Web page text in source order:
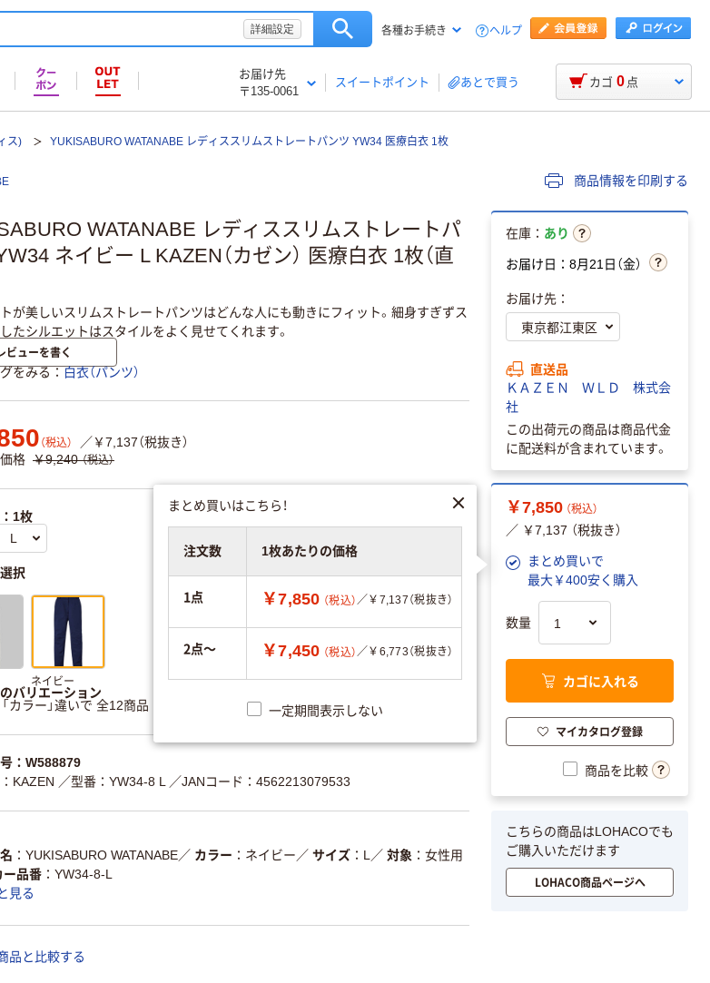
詳細設定 各種お手続き ヘルプ
お届け先
〒135-0061
スイートポイント あとで買う カゴ 0 点
ス) YUKISABURO WATANABE レディススリムストレートパンツ YW34 医療白衣 1枚
商品情報を印刷する
WATANABE レディススリムストレートパ
ネイビー L KAZEN（カゼン） 医療白衣 1枚（直
が美しいスリムストレートパンツはどんな人にも動きにフィット。細身すぎずス
たシルエットはスタイルをよく見せてくれます。
ビューを書く
をみる 白衣（パンツ）
（税込）
／￥7,137（税抜き）
格 ￥9,240 （税込）
1枚
択
ネイビー
バリエーション
「カラー」違いで 全12商品 あります。
すべてのバリエーションを見る
：W588879
KAZEN ／型番：YW34-8 L ／JANコード：4562213079533
YUKISABURO WATANABE／ カラー ネイビー ／ サイズ L ／ 対象
女性用
ー品番
YW34-8-L
見る
品と比較する
在庫： あり
お届け日：8月21日（金）
お届け先：
直送品
ＫＡＺＥＮ ＷＬＤ 株式会
社
この出荷元の商品は商品代金
に配送料が含まれています。
￥7,850 （税込）
／ ￥7,137 （税抜き）
まとめ買いで
最大￥400安く購入
まとめ買いはこちら！
注文数 1枚あたりの価格
1点 ￥7,850 （税込）／￥7,137（税抜き）
2点～ ￥7,450 （税込）／￥6,773（税抜き）
一定期間表示しない
数量
カゴに入れる
マイカタログ登録
商品を比較
こちらの商品はLOHACOでも
ご購入いただけます
LOHACO商品ページへ